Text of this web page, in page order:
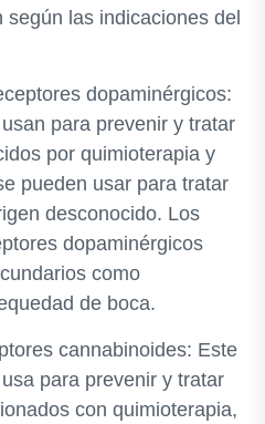
las indicaciones del
dopaminérgicos:
para prevenir y tratar
por quimioterapia y
pueden usar para tratar
desconocido. Los
dopaminérgicos
como
de boca.
cannabinoides: Este
para prevenir y tratar
con quimioterapia,